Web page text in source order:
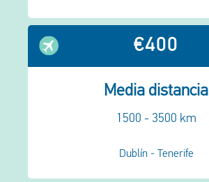
€400
Media distancia
1500 - 3500 km
Dublín - Tenerife